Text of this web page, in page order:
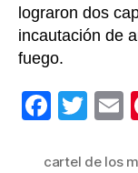
lograron dos
incautación de
fuego.
F
c
T
tt
cartel de los